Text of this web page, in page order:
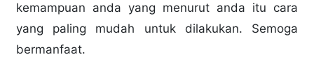
kemampuan anda yang menurut anda itu cara
yang paling mudah untuk dilakukan. Semoga
bermanfaat.